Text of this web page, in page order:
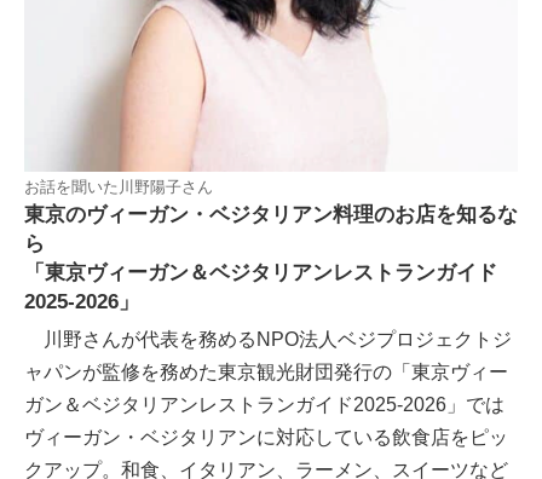
お話を聞いた川野陽子さん
東京のヴィーガン・ベジタリアン料理のお店を知るな
ら
「東京ヴィーガン＆ベジタリアンレストランガイド
2025-2026」
川野さんが代表を務めるNPO法人ベジプロジェクトジ
ャパンが監修を務めた東京観光財団発行の「東京ヴィー
ガン＆ベジタリアンレストランガイド2025-2026」では
ヴィーガン・ベジタリアンに対応している飲食店をピッ
クアップ。和食、イタリアン、ラーメン、スイーツなど